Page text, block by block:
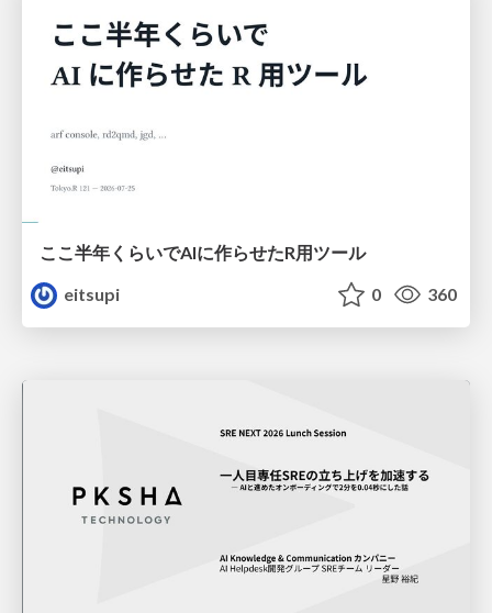
ここ半年くらいでAIに作らせたR用ツール
eitsupi
0 360